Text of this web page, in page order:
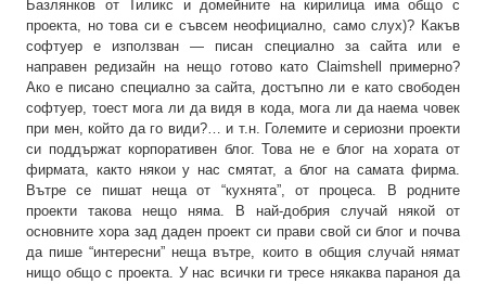
Базлянков от Тиликс и домейните на кирилица има общо с
проекта, но това си е съвсем неофициално, само слух)? Какъв
софтуер е използван — писан специално за сайта или е
направен редизайн на нещо готово като Claimshell примерно?
Ако е писано специално за сайта, достъпно ли е като свободен
софтуер, тоест мога ли да видя в кода, мога ли да наема човек
при мен, който да го види?… и т.н. Големите и сериозни проекти
си поддържат корпоративен блог. Това не е блог на хората от
фирмата, както някои у нас смятат, а блог на самата фирма.
Вътре се пишат неща от “кухнята”, от процеса. В родните
проекти такова нещо няма. В най-добрия случай някой от
основните хора зад даден проект си прави свой си блог и почва
да пише “интересни” неща вътре, които в общия случай нямат
нищо общо с проекта. У нас всички ги тресе някаква параноя да